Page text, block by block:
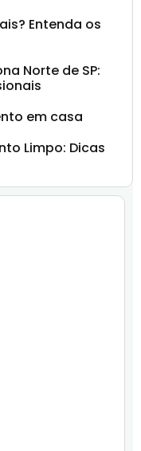
Entenda os
Norte de SP:
em casa
Limpo: Dicas